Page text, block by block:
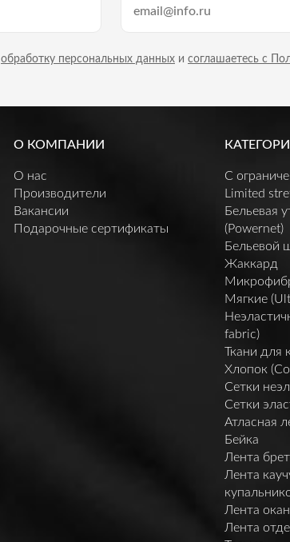
обработку персональных данных и соглашаетесь с
О КОМПАНИИ
О нас
Производители
Вакансии
Подарочные сертификаты
C
Limited
Бельевая
(Powernet)
Бельевой
Жаккард
Мягкие
fabric)
Ткани для
Хлопок
Сетки
Сетки
Атласная
Бейка
Лента
Лента
Лента
Лента